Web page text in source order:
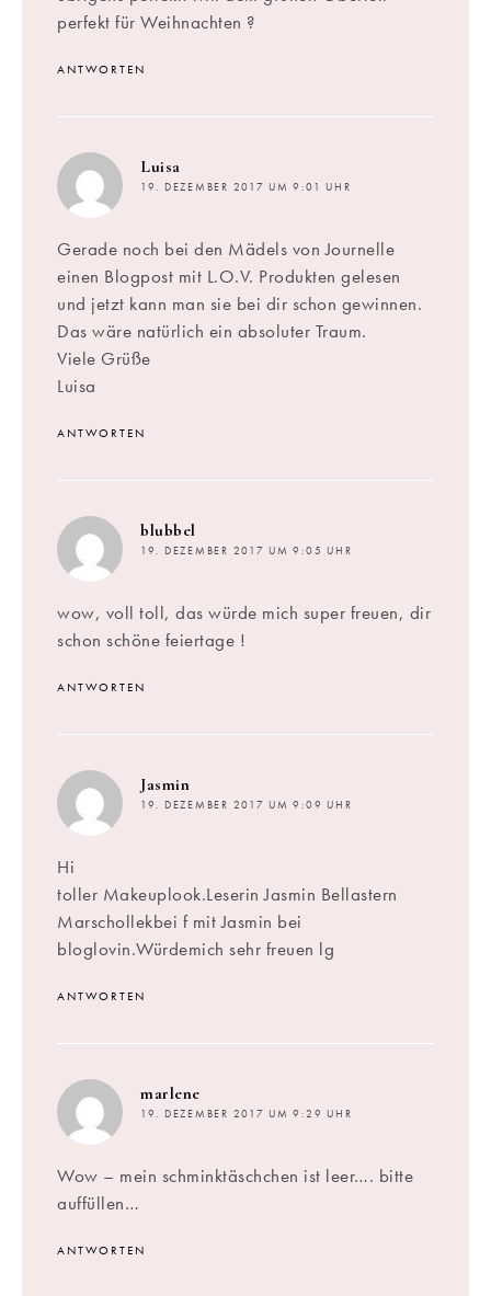
perfekt für Weihnachten ?
ANTWORTEN
Luisa
19. DEZEMBER 2017 UM 9:01 UHR
Gerade noch bei den Mädels von Journelle
einen Blogpost mit L.O.V. Produkten gelesen
und jetzt kann man sie bei dir schon gewinnen.
Das wäre natürlich ein absoluter Traum.
Viele Grüße
Luisa
ANTWORTEN
blubbel
19. DEZEMBER 2017 UM 9:05 UHR
wow, voll toll, das würde mich super freuen, dir
schon schöne feiertage !
ANTWORTEN
Jasmin
19. DEZEMBER 2017 UM 9:09 UHR
Hi
toller Makeuplook.Leserin Jasmin Bellastern
Marschollekbei f mit Jasmin bei
bloglovin.Würdemich sehr freuen lg
ANTWORTEN
marlene
19. DEZEMBER 2017 UM 9:29 UHR
Wow – mein schminktäschchen ist leer…. bitte
auffüllen…
ANTWORTEN